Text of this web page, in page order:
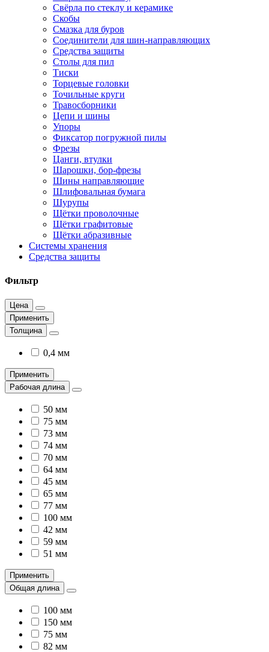
Свёрла по стеклу и керамике
Скобы
Смазка для буров
Соединители для шин-направляющих
Средства защиты
Столы для пил
Тиски
Торцевые головки
Точильные круги
Травосборники
Цепи и шины
Упоры
Фиксатор погружной пилы
Фрезы
Цанги, втулки
Шарошки, бор-фрезы
Шины направляющие
Шлифовальная бумага
Шурупы
Щётки проволочные
Щётки графитовые
Щётки абразивные
Системы хранения
Средства защиты
Фильтр
Цена
Применить
Толщина
0,4 мм
Применить
Рабочая длина
50 мм
75 мм
73 мм
74 мм
70 мм
64 мм
45 мм
65 мм
77 мм
100 мм
42 мм
59 мм
51 мм
Применить
Общая длина
100 мм
150 мм
75 мм
82 мм